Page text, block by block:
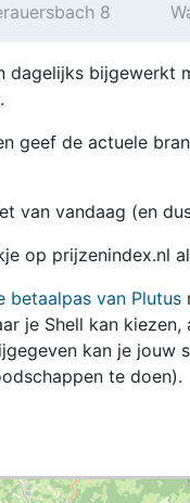
8
dagelijks bijgewerkt
geef de actuele
van vandaag (en
op prijzenindex.nl
betaalpas van Plutus
je Shell kan
kan je jouw
te doen).